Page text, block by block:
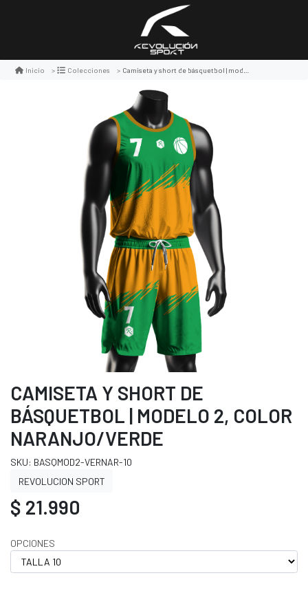
Inicio Colecciones Camiseta y short de básquetbol | modelo 2, color naranjo/verde
CAMISETA Y SHORT DE
BÁSQUETBOL | MODELO 2, COLOR
NARANJO/VERDE
SKU: BASQMOD2-VERNAR-10
REVOLUCION SPORT
$ 21.990
OPCIONES